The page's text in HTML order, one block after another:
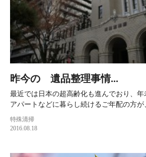
昨今の 遺品整理事情...
最近では日本の超高齢化も進んでおり、
アパートなどに暮らし続けるご年配の方が
特殊清掃
2016.08.18